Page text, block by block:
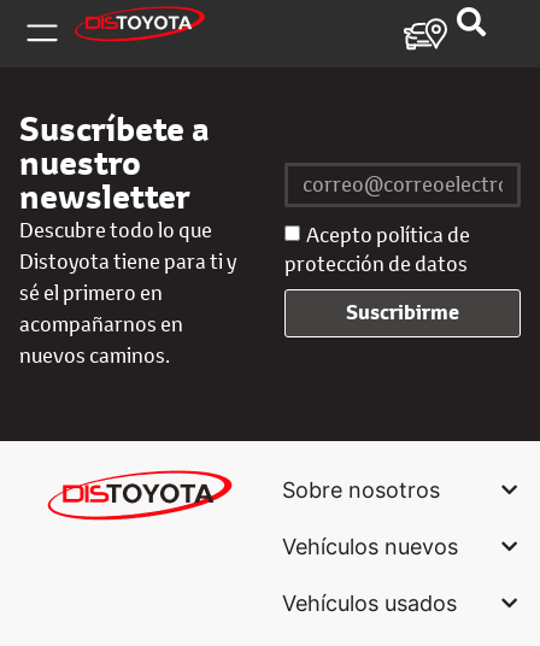
Suscríbete a
nuestro
newsletter
Descubre todo lo que
Distoyota tiene para ti y
sé el primero en
acompañarnos en
nuevos caminos.
Acepto política de
protección de datos
Suscribirme
Sobre nosotros
Vehículos nuevos
Vehículos usados